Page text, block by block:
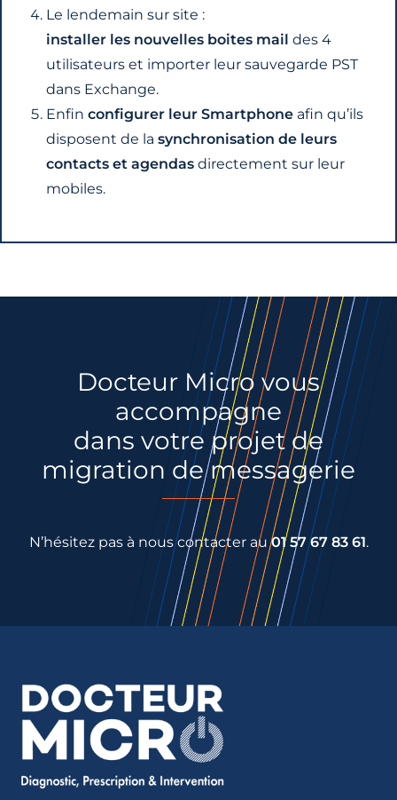
Le lendemain sur site :
installer les nouvelles boites mail des 4
utilisateurs et importer leur sauvegarde PST
dans Exchange.
Enfin configurer leur Smartphone afin qu’ils
disposent de la synchronisation de leurs
contacts et agendas directement sur leur
mobiles.
Docteur Micro vous
accompagne
dans votre projet de
migration de messagerie
N’hésitez pas à nous contacter au01 57 67 83 61.